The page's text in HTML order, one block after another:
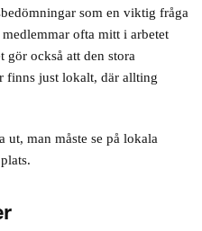
som en viktig fråga
ofta mitt i arbetet
gör också att den stora
finns just lokalt, där allting
man måste se på lokala